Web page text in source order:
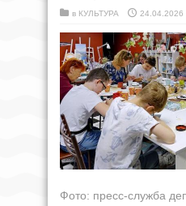
в КУЛЬТУРА 24.04.2026
Фото: пресс-служба